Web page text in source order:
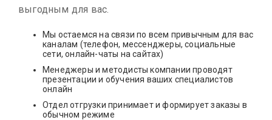
выгодным для вас.
Мы остаемся на связи по всем привычным для вас
каналам (телефон, мессенджеры, социальные
сети, онлайн-чаты на сайтах)
Менеджеры и методисты компании проводят
презентации и обучения ваших специалистов
онлайн
Отдел отгрузки принимает и формирует заказы в
обычном режиме